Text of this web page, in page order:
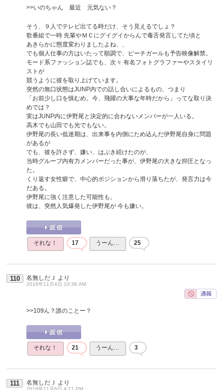
>>いのちゃん 最近 元気ない？
そう、９人でテレビ出てる時だけ、そう見えるでしょ？
歌番組で一時 先輩やＭＣにグイグイからんで毒舌発言してた頃と
あきらかに態度変わりましたよね、、
でも個人仕事の方はいたって順調で、ピーチガールも予告映像解禁。
モード系ファッション誌でも、次々 有名フォトグラファーやスタイリ
ストが
競うように彼を取り上げています。
突然の無口状態はJUNP内での話し合いによるもの、つまり
「お前少し口を慎むめ。今、飛躍の大事な年時だから」ってな取り決
めでは？
実はJUNP内に伊野尾と決定的に合わないメンバーが一人いる。
高木でも山田でも光でもない。
伊野尾の長い低迷期は、出来事を内側にため込んだ伊野尾自身に問題
があるが
でも、彼を許さず、嫌い、はぶき続けたのが、
当時グループ内有力メンバーだった事が、伊野尾の大きな抑圧となっ
た。
くり返す女性癖で、中心的ポジションから滑り落ちたが、発言力は今
だある。
伊野尾に強く注意した可能性も。
彼は、突然人気爆発した伊野尾が 今も嫌い。
それな！ 17 うーん… 25
110 名無しだＪ より
2016年11月4日 10:36 AM
>>109ん？誰のことー？
それな！ 21 うーん… 3
111 名無しだＪ より
2016年11月6日 4:21 PM